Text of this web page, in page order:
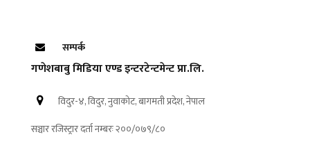
सम्पर्क
गणेशबाबु मिडिया एण्ड इन्टरटेन्टमेन्ट प्रा.लि.
विदुर-४, विदुर, नुवाकोट, बागमती प्रदेश, नेपाल
सञ्चार रजिस्ट्रार दर्ता नम्बरः २००/०७९/८०